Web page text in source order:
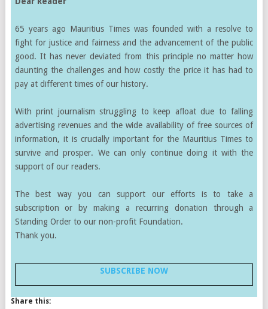
65 years ago Mauritius Times was founded with a resolve to
fight for justice and fairness and the advancement of the public
good. It has never deviated from this principle no matter how
daunting the challenges and how costly the price it has had to
pay at different times of our history.
With print journalism struggling to keep afloat due to falling
advertising revenues and the wide availability of free sources of
information, it is crucially important for the Mauritius Times to
survive and prosper. We can only continue doing it with the
support of our readers.
The best way you can support our efforts is to take a
subscription or by making a recurring donation through a
Standing Order to our non-profit Foundation.
Thank you.
SUBSCRIBE NOW
Share this: